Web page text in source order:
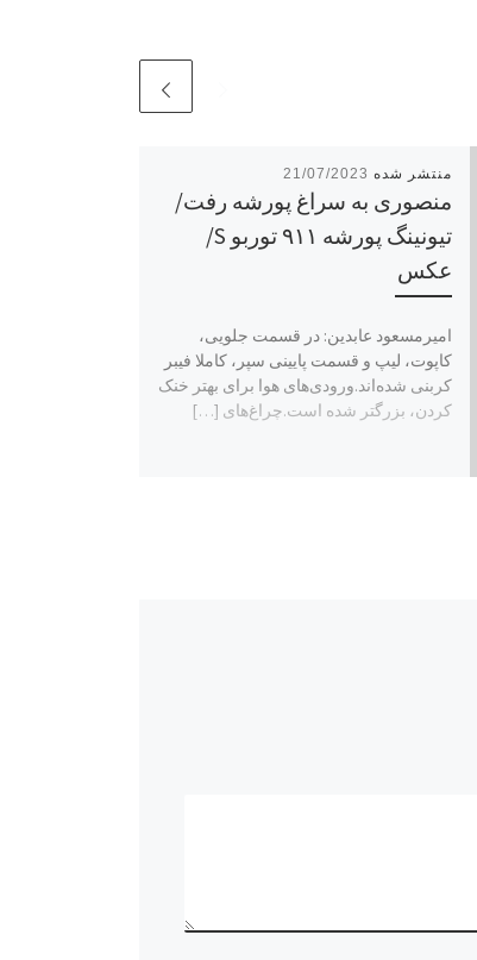
21/07/2023
منصوری به سراغ پورشه رفت/
تیونینگ پورشه ۹۱۱ توربو S/
عکس
امیرمسعود عابدین: در قسمت جلویی،
کاپوت‌، لیپ و قسمت پایینی سپر، کاملا فیبر
کربنی شده‌اند.ورودی‌های هوا برای بهتر خنک
کردن، بزرگتر شده است.چراغ‌های […]